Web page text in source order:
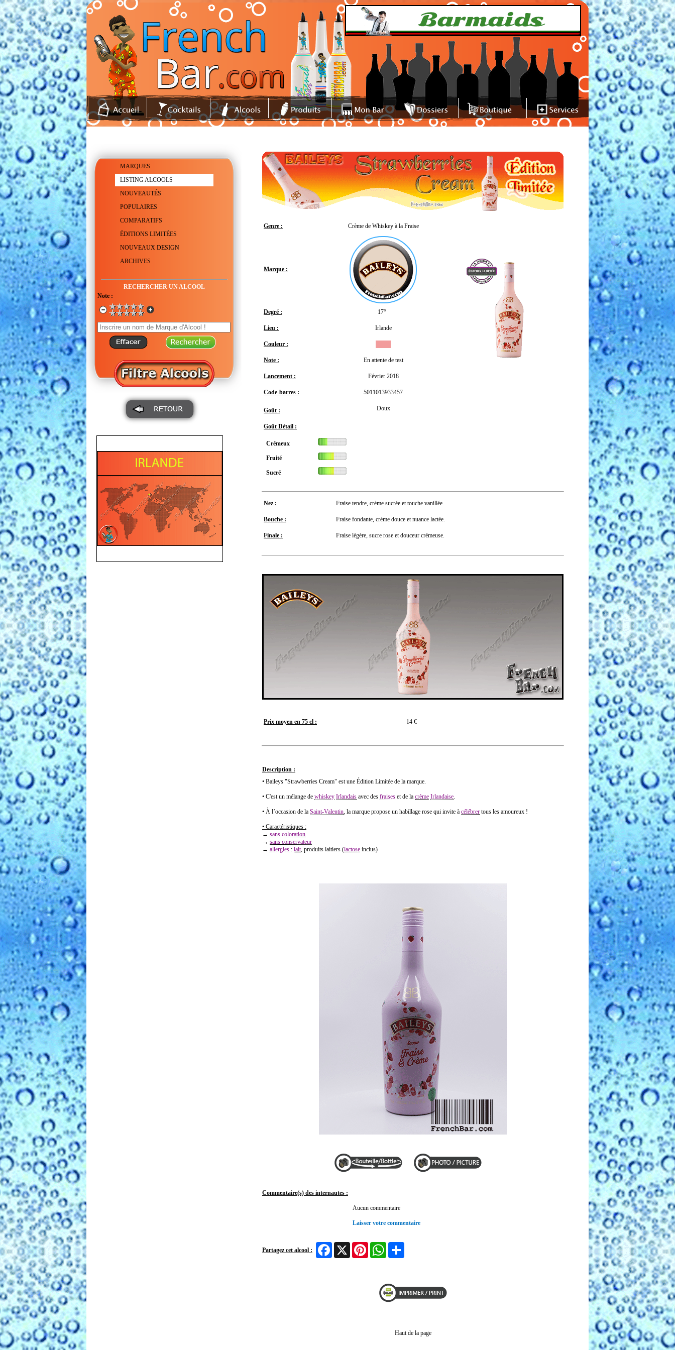
MARQUES
LISTING ALCOOLS
NOUVEAUTÉS
POPULAIRES
COMPARATIFS
ÉDITIONS LIMITÉES
NOUVEAUX DESIGN
ARCHIVES
RECHERCHER UN ALCOOL
Note :
Genre : Crème de Whiskey à la Fraise
Marque :
Degré : 17°
Lieu : Irlande
Couleur :
Note : En attente de test
Lancement : Février 2018
Code-barres : 5011013933457
Goût : Doux
Goût Détail :
Crémeux
Fruité
Sucré
Nez : Fraise tendre, crème sucrée et touche vanillée.
Bouche : Fraise fondante, crème douce et nuance lactée.
Finale : Fraise légère, sucre rose et douceur crémeuse.
Prix moyen en 75 cl : 14 €
Description :
• Baileys "Strawberries Cream" est une Édition Limitée de la marque.
• C'est un mélange de whiskey Irlandais avec des fraises et de la crème Irlandaise.
• À l’occasion de la Saint-Valentin, la marque propose un habillage rose qui invite à célébrer tous les amoureux !
• Caractéristiques :
→ sans coloration
→ sans conservateur
→ allergies : lait, produits laitiers (lactose inclus)
Commentaire(s) des internautes :
Aucun commentaire
Laisser votre commentaire
Partagez cet alcool :
FacebookX Pinterest WhatsApp
Haut de la page